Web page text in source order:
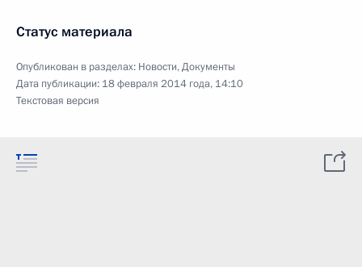
Статус материала
Опубликован в разделах: Новости,Документы
Дата публикации: 18 февраля 2014 года, 14:10
Текстовая версия